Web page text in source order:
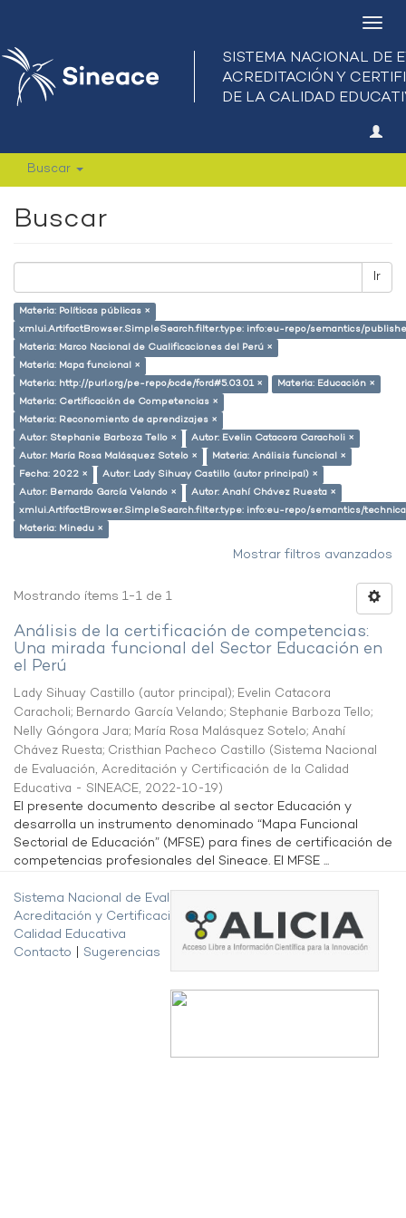
Buscar
Buscar
Ir
Materia: Políticas públicas ×
xmlui.ArtifactBrowser.SimpleSearch.filter.type: info:eu-repo/semantics/
Materia: Marco Nacional de Cualificaciones del Perú ×
Materia: Mapa funcional ×
Materia: http://purl.org/pe-repo/ocde/ford#5.03.01 ×
Materia: Educación ×
Materia: Certificación de Competencias ×
Materia: Reconomiento de aprendizajes ×
Autor: Stephanie Barboza Tello ×
Autor: Evelin Catacora Caracholi ×
Autor: María Rosa Malásquez Sotelo ×
Materia: Análisis funcional ×
Fecha: 2022 ×
Autor: Lady Sihuay Castillo (autor principal) ×
Autor: Bernardo García Velando ×
Autor: Anahí Chávez Ruesta ×
xmlui.ArtifactBrowser.SimpleSearch.filter.type: info:eu-repo/semantics/
Materia: Minedu ×
Mostrar filtros avanzados
Mostrando ítems 1-1 de 1
Análisis de la certificación de competencias:
Una mirada funcional del Sector Educación en
el Perú
Lady Sihuay Castillo (autor principal); Evelin Catacora
Caracholi; Bernardo García Velando; Stephanie Barboza Tello;
Nelly Góngora Jara; María Rosa Malásquez Sotelo; Anahí
Chávez Ruesta; Cristhian Pacheco Castillo (Sistema Nacional
de Evaluación, Acreditación y Certificación de la Calidad
Educativa - SINEACE, 2022-10-19)
El presente documento describe al sector Educación y
desarrolla un instrumento denominado “Mapa Funcional
Sectorial de Educación” (MFSE) para fines de certificación de
competencias profesionales del Sineace. El MFSE ...
Sistema Nacional de Evaluación,
Acreditación y Certificación de la
Calidad Educativa
Contacto
Sugerencias